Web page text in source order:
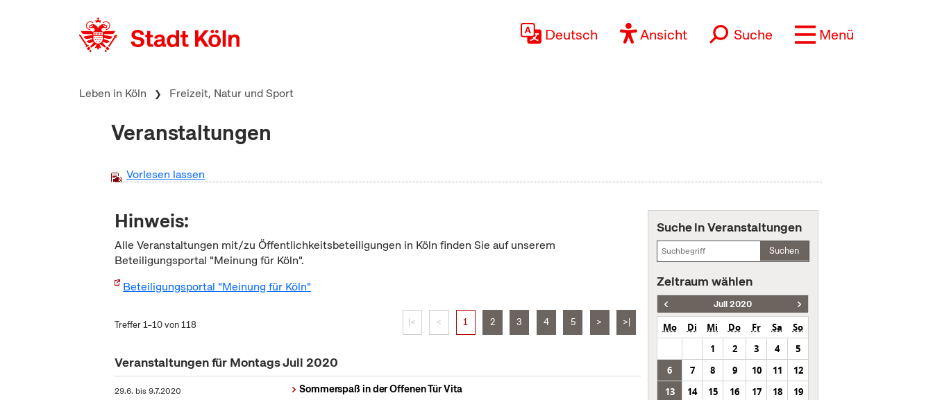
Deutsch Ansicht Suche Menü
Leben in Köln Freizeit, Natur und Sport
Veranstaltungen
Vorlesen lassen
Hinweis:
Alle Veranstaltungen mit/zu Öffentlichkeitsbeteiligungen in Köln finden Sie auf unserem
Beteiligungsportal "Meinung für Köln".
Beteiligungsportal "Meinung für Köln"
Treffer 1–10 von 118 |< < 1 2 3 4 5 > >|
Veranstaltungen für Montags Juli 2020
29.6. bis9.7.2020
Sommerspaß in der Offenen Tür Vita
Suche in Veranstaltungen
Suchen
Zeitraum wählen
Juli 2020
Mo Di Mi Do Fr Sa
So
1
2 3 4
5
6
7 8 9 10 11
12
13
14 15 16 17 18
19